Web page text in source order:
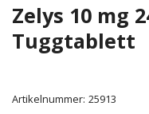
Zelys 10 mg
Tuggtablett
Artikelnummer: 25913